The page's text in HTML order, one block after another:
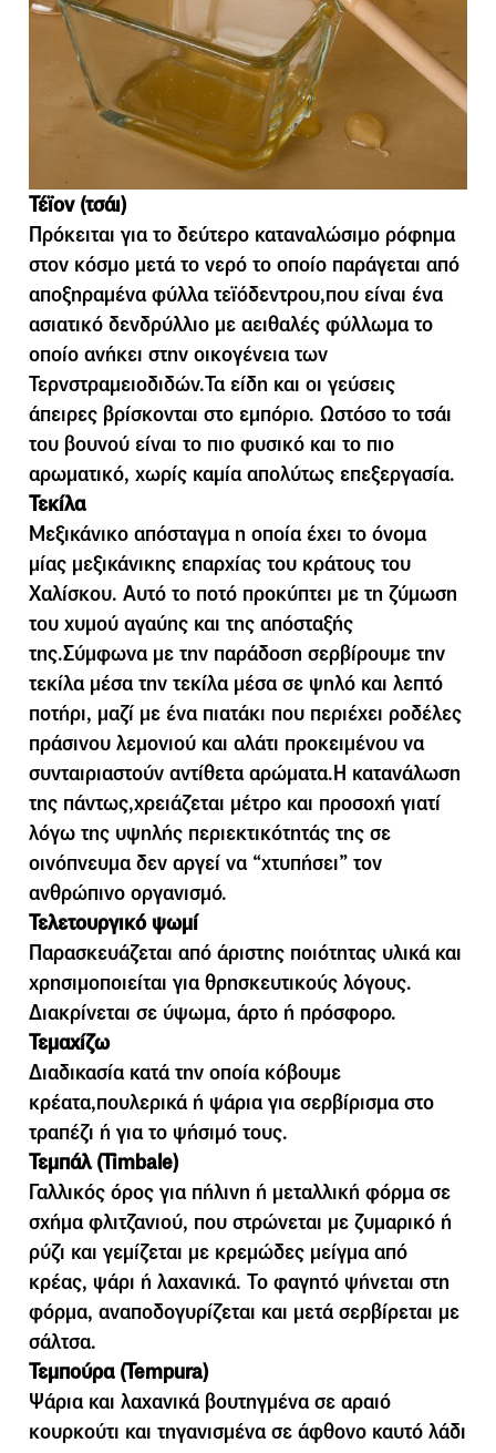
Τέϊον (τσάι)
Πρόκειται για το δεύτερο καταναλώσιμο ρόφημα
στον κόσμο μετά το νερό το οποίο παράγεται από
αποξηραμένα φύλλα τεϊόδεντρου,που είναι ένα
ασιατικό δενδρύλλιο με αειθαλές φύλλωμα το
οποίο ανήκει στην οικογένεια των
Τερνστραμειοδιδών.Τα είδη και οι γεύσεις
άπειρες βρίσκονται στο εμπόριο. Ωστόσο το τσάι
του βουνού είναι το πιο φυσικό και το πιο
αρωματικό, χωρίς καμία απολύτως επεξεργασία.
Τεκίλα
Μεξικάνικο απόσταγμα η οποία έχει το όνομα
μίας μεξικάνικης επαρχίας του κράτους του
Χαλίσκου. Αυτό το ποτό προκύπτει με τη ζύμωση
του χυμού αγαύης και της απόσταξής
της.Σύμφωνα με την παράδοση σερβίρουμε την
τεκίλα μέσα την τεκίλα μέσα σε ψηλό και λεπτό
ποτήρι, μαζί με ένα πιατάκι που περιέχει ροδέλες
πράσινου λεμονιού και αλάτι προκειμένου να
συνταιριαστούν αντίθετα αρώματα.Η κατανάλωση
της πάντως,χρειάζεται μέτρο και προσοχή γιατί
λόγω της υψηλής περιεκτικότητάς της σε
οινόπνευμα δεν αργεί να “χτυπήσει” τον
ανθρώπινο οργανισμό.
Τελετουργικό ψωµί
Παρασκευάζεται από άριστης ποιότητας υλικά και
χρησιµοποιείται για θρησκευτικούς λόγους.
Διακρίνεται σε ύψωµα, άρτο ή πρόσφορο.
Τεμαχίζω
Διαδικασία κατά την οποία κόβουμε
κρέατα,πουλερικά ή ψάρια για σερβίρισμα στο
τραπέζι ή για το ψήσιμό τους.
Τεμπάλ (Timbale)
Γαλλικός όρος για πήλινη ή μεταλλική φόρμα σε
σχήμα φλιτζανιού, που στρώνεται με ζυμαρικό ή
ρύζι και γεμίζεται με κρεμώδες μείγμα από
κρέας, ψάρι ή λαχανικά. Το φαγητό ψήνεται στη
φόρμα, αναποδογυρίζεται και μετά σερβίρεται με
σάλτσα.
Τεμπούρα (Tempura)
Ψάρια και λαχανικά βουτηγμένα σε αραιό
κουρκούτι και τηγανισμένα σε άφθονο καυτό λάδι